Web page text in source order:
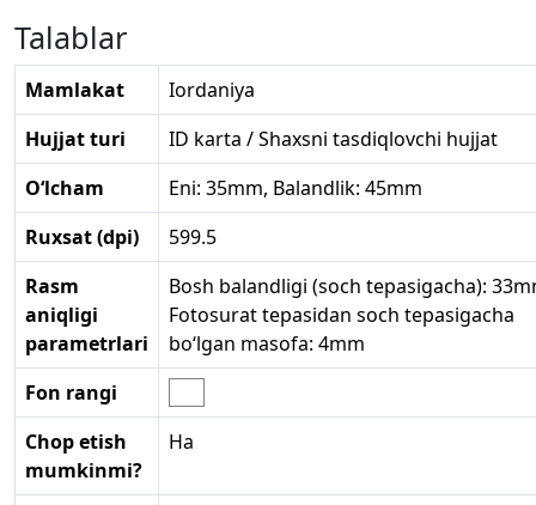
Talablar
Mamlakat
Iordaniya
Hujjat turi
ID karta / Shaxsni tasdiqlovchi hujjat
O‘lcham
Eni: 35mm, Balandlik: 45mm
Ruxsat (dpi)
599.5
Rasm
aniqligi
parametrlari
Bosh balandligi (soch tepasigacha):
Fotosurat tepasidan soch tepasigacha
bo‘lgan masofa: 4mm
Fon rangi
Chop etish
mumkinmi?
Ha